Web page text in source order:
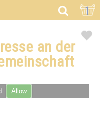
1
an der
Allow